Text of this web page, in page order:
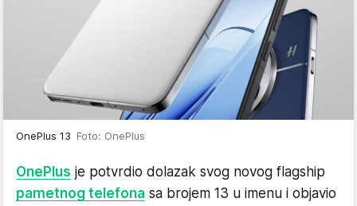
OnePlus 13 Foto: OnePlus
OnePlus je potvrdio dolazak svog novog flagship
pametnog telefona sa brojem 13 u imenu i objavio